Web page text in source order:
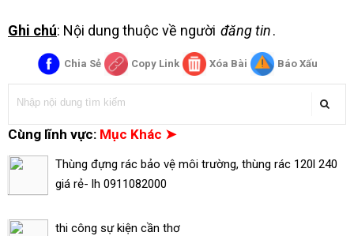
Ghi chú: Nội dung thuộc về người đăng tin.
Chia Sẻ Copy Link Xóa Bài Báo Xấu
Cùng lĩnh vực: Mục Khác ➤
Thùng đựng rác bảo vệ môi trường, thùng rác 120l 240
giá rẻ- lh 0911082000
thi công sự kiện cần thơ